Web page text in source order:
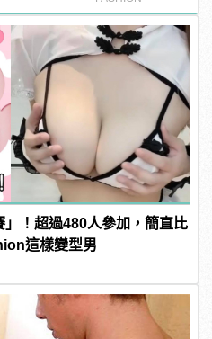
男
」！超過480人參加，簡直比
這樣變型男